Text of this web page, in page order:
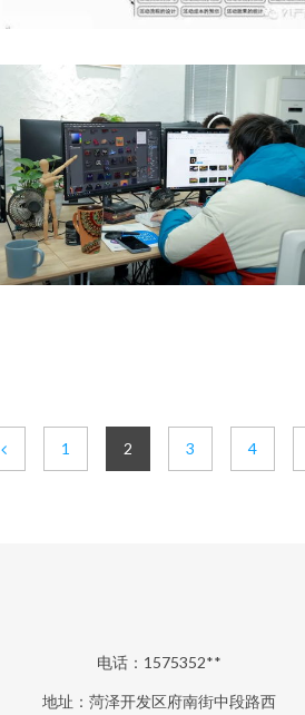
1 2 3 4
电话：1575352**
地址：菏泽开发区府南街中段路西